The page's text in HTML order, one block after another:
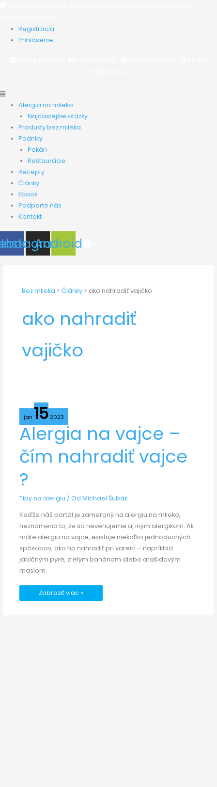
obsahRegistrácia
Prihlásenie
Alergia na mlieko
Najčastejšie otázky
Produkty bez mlieka
Podniky
Pekári
Reštaurácie
Recepty
Články
Ebook
Podporte nás
Kontakt
Instagram
Android
Bez mlieka >Články > ako nahradiť vajičko
ako nahradiť
vajičko
jan 15 2023
Alergia na vajce –
čím nahradiť vajce
?
Tipy na alergiu / Od Michael Šubák
Keďže náš portál je zameraný na alergiu na mlieko,
neznamená to, že sa nevenujeme aj iným alergikom. Ak
máte alergiu na vajce, existuje niekoľko jednoduchých
spôsobov, ako ho nahradiť pri varení – napríklad
jablčným pyré, zrelým banánom alebo arašidovým
maslom.
Alergia
na
vajce
–
nahradiť
vajce
Zobraziť viac »